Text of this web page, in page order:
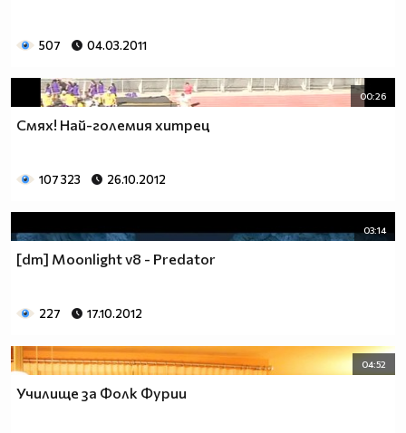
507 04.03.2011
00:26
Смях! Най-големия хитрец
107 323 26.10.2012
03:14
[dm] Moonlight v8 - Predator
227 17.10.2012
04:52
Училище за Фолк Фурии